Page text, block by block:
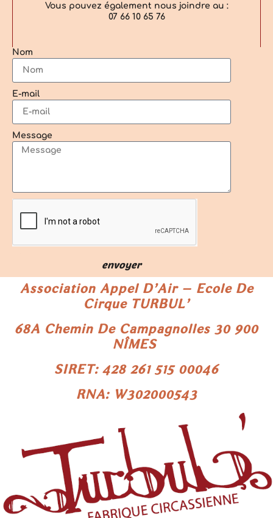
Vous pouvez également nous joindre au :
07 66 10 65 76
Nom
E-mail
Message
envoyer
Association Appel D’Air – Ecole De
Cirque TURBUL’
68A Chemin De Campagnolles 30 900
NÎMES
SIRET: 428 261 515 00046
RNA: W302000543